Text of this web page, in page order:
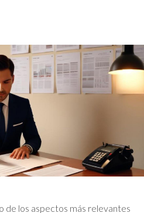
de los aspectos más relevantes